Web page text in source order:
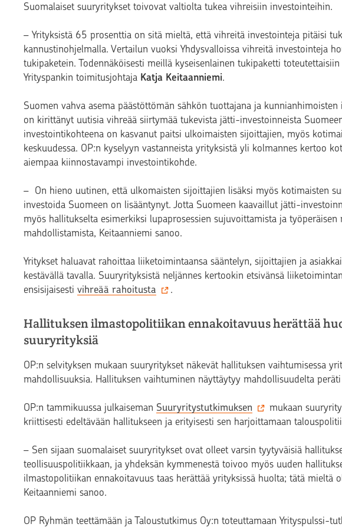
Suomalaiset suuryritykset toivovat valtiolta tukea vihreisiin investointeihin.
– Yrityksistä 65 prosenttia on sitä mieltä, että vihreitä investointeja pitäisi
kannustinohjelmalla. Vertailun vuoksi Yhdysvalloissa vihreitä investointeja
tukipaketein. Todennäköisesti meillä kyseisenlainen tukipaketti
Yrityspankin toimitusjohtaja Katja Keitaanniemi.
Suomen vahva asema päästöttömän sähkön tuottajana ja
on kirittänyt uutisia vihreää siirtymää tukevista jätti-investoinneista
investointikohteena on kasvanut paitsi ulkoimaisten sijoittajien, myös
keskuudessa. OP:n kyselyyn vastanneista yrityksistä yli kolmannes kertoo
aiempaa kiinnostavampi investointikohde.
– On hieno uutinen, että ulkomaisten sijoittajien lisäksi myös kotimaisten
investoida Suomeen on lisääntynyt. Jotta Suomeen kaavaillut jätti-
myös hallitukselta esimerkiksi lupaprosessien sujuvoittamista ja työperäisen
mahdollistamista, Keitaanniemi sanoo.
Yritykset haluavat rahoittaa liiketoimintaansa sääntelyn, sijoittajien ja
kestävällä tavalla. Suuryrityksistä neljännes kertookin etsivänsä
ensisijaisestivihreää rahoitusta .
Hallituksen ilmastopolitiikan ennakoitavuus herättää
suuryrityksiä
OP:n selvityksen mukaan suuryritykset näkevät hallituksen vaihtumisessa
mahdollisuuksia. Hallituksen vaihtuminen näyttäytyy mahdollisuudelta
OP:n tammikuussa julkaiseman Suuryritystutkimuksen
mukaan
kriittisesti edeltävään hallitukseen ja erityisesti sen harjoittamaan
– Sen sijaan suomalaiset suuryritykset ovat olleet varsin tyytyväisiä
teollisuuspolitiikkaan, ja yhdeksän kymmenestä toivoo myös uuden
ilmastopolitiikan ennakoitavuus taas herättää yrityksissä huolta; tätä mieltä
Keitaanniemi sanoo.
OP Ryhmän teettämään ja Taloustutkimus Oy:n toteuttamaan Yrityspulssi-